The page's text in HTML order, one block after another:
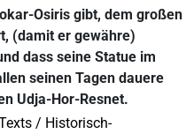
Osiris gibt, dem großen
(damit er gewähre)
dass seine Statue im
seinen Tagen dauere
Udja-Hor-Resnet.
/ Historisch-